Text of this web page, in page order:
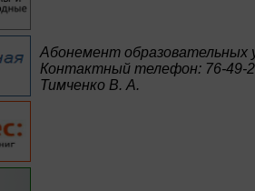
Абонемент образовательных
Контактный телефон: 76-49-
Тимченко В. А.